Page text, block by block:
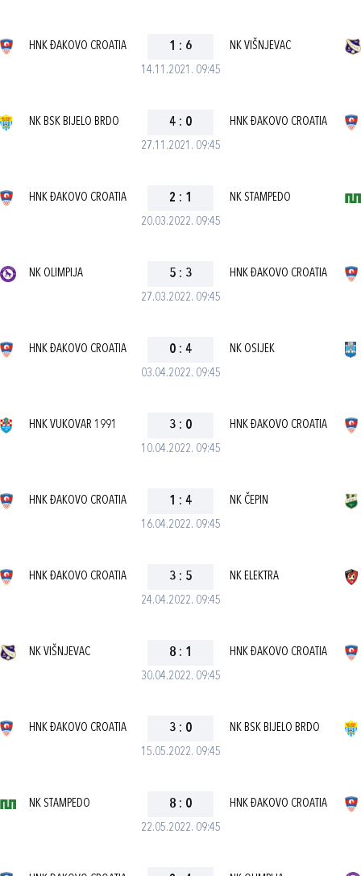
14.11.2021. 09:45
HNK ĐAKOVO CROATIA 1 : 6 NK VIŠNJEVAC
27.11.2021. 09:45
NK BSK BIJELO BRDO 4 : 0 HNK ĐAKOVO CROATIA
20.03.2022. 09:45
HNK ĐAKOVO CROATIA 2 : 1 NK STAMPEDO
27.03.2022. 09:45
NK OLIMPIJA 5 : 3 HNK ĐAKOVO CROATIA
03.04.2022. 09:45
HNK ĐAKOVO CROATIA 0 : 4 NK OSIJEK
10.04.2022. 09:45
HNK VUKOVAR 1991 3 : 0 HNK ĐAKOVO CROATIA
16.04.2022. 09:45
HNK ĐAKOVO CROATIA 1 : 4 NK ČEPIN
24.04.2022. 09:45
HNK ĐAKOVO CROATIA 3 : 5 NK ELEKTRA
30.04.2022. 09:45
NK VIŠNJEVAC 8 : 1 HNK ĐAKOVO CROATIA
15.05.2022. 09:45
HNK ĐAKOVO CROATIA 3 : 0 NK BSK BIJELO BRDO
22.05.2022. 09:45
NK STAMPEDO 8 : 0 HNK ĐAKOVO CROATIA